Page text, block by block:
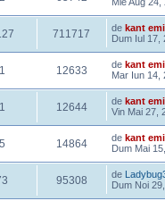
711717 de kant
Dum Iul 17,
1 12633 de kant
Mar Iun 14,
1 12644 de kant
Vin Mai 27,
5 14864 de kant
Dum Mai
95308 de
Dum Noi